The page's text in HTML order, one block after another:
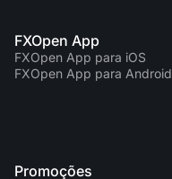
FXOpen App
FXOpen App para iOS
FXOpen App para Android
Promoções